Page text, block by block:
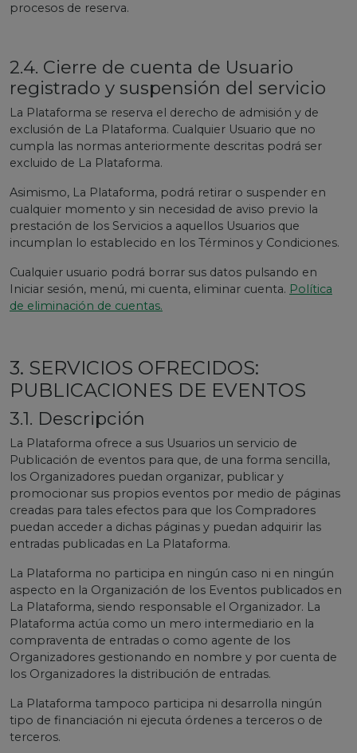
procesos de reserva.
2.4. Cierre de cuenta de Usuario
registrado y suspensión del servicio
La Plataforma se reserva el derecho de admisión y de
exclusión de La Plataforma. Cualquier Usuario que no
cumpla las normas anteriormente descritas podrá ser
excluido de La Plataforma.
Asimismo, La Plataforma, podrá retirar o suspender en
cualquier momento y sin necesidad de aviso previo la
prestación de los Servicios a aquellos Usuarios que
incumplan lo establecido en los Términos y Condiciones.
Cualquier usuario podrá borrar sus datos pulsando en
Iniciar sesión, menú, mi cuenta, eliminar cuenta. Política
de eliminación de cuentas.
3. SERVICIOS OFRECIDOS:
PUBLICACIONES DE EVENTOS
3.1. Descripción
La Plataforma ofrece a sus Usuarios un servicio de
Publicación de eventos para que, de una forma sencilla,
los Organizadores puedan organizar, publicar y
promocionar sus propios eventos por medio de páginas
creadas para tales efectos para que los Compradores
puedan acceder a dichas páginas y puedan adquirir las
entradas publicadas en La Plataforma.
La Plataforma no participa en ningún caso ni en ningún
aspecto en la Organización de los Eventos publicados en
La Plataforma, siendo responsable el Organizador. La
Plataforma actúa como un mero intermediario en la
compraventa de entradas o como agente de los
Organizadores gestionando en nombre y por cuenta de
los Organizadores la distribución de entradas.
La Plataforma tampoco participa ni desarrolla ningún
tipo de financiación ni ejecuta órdenes a terceros o de
terceros.